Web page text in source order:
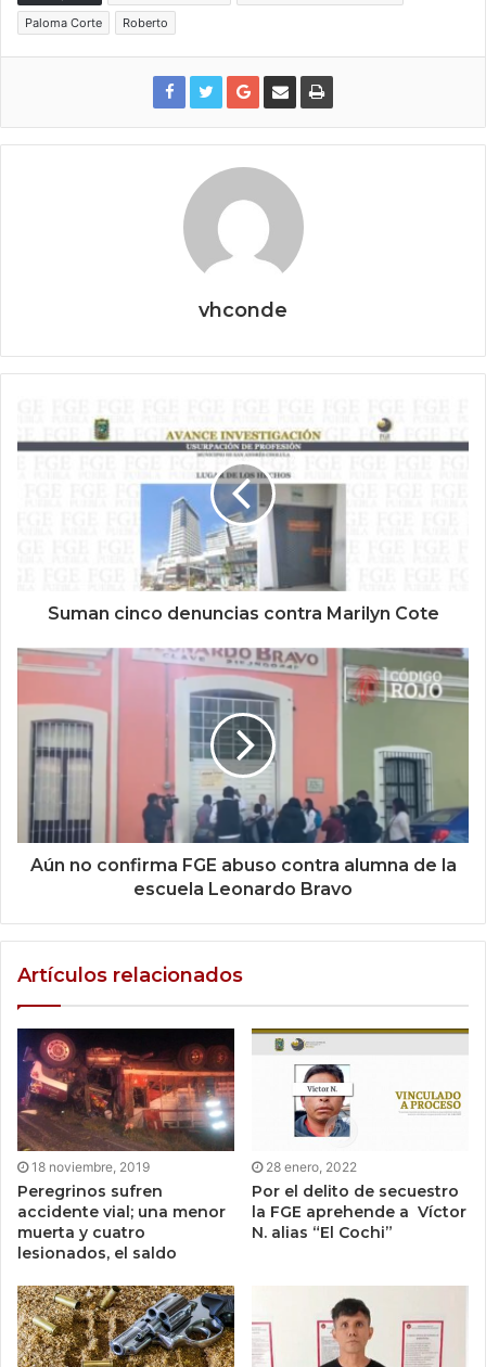
Paloma Corte
Roberto
vhconde
Suman cinco denuncias contra Marilyn Cote
Aún no confirma FGE abuso contra alumna de la
escuela Leonardo Bravo
Artículos relacionados
18 noviembre, 2019
Peregrinos sufren
accidente vial; una menor
muerta y cuatro
lesionados, el saldo
28 enero, 2022
Por el delito de secuestro
la FGE aprehende a Víctor
N. alias “El Cochi”